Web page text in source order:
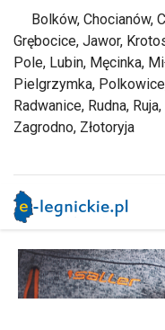
Bolków, Chocianów,
Grębocice, Jawor,
Pole, Lubin, Męcinka,
Pielgrzymka,
Radwanice, Rudna,
Zagrodno, Złotoryja